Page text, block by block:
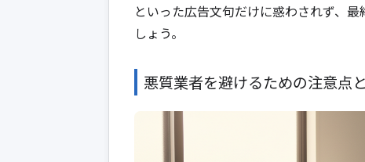
といった広告文句だけに惑わされず、
しょう。
悪質業者を避けるための注意点